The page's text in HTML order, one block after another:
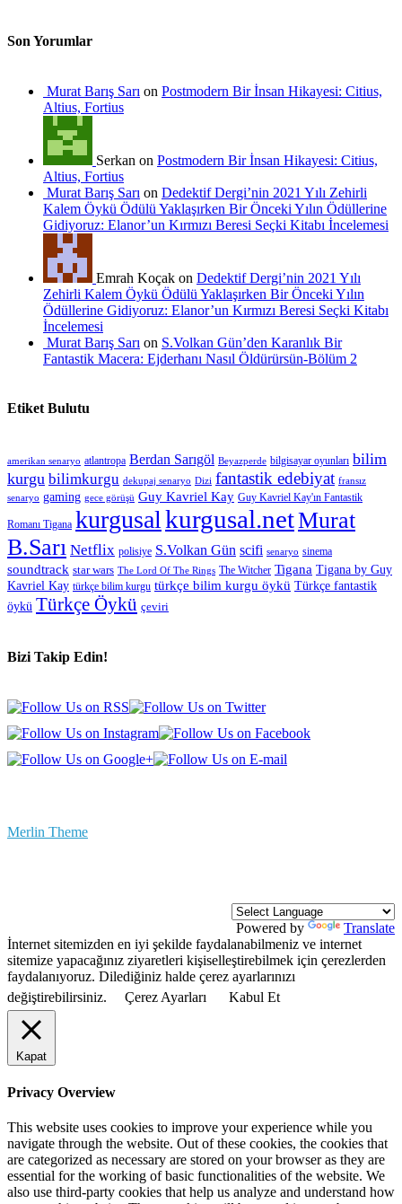
Son Yorumlar
Murat Barış Sarı on Postmodern Bir İnsan Hikayesi: Citius,
Altius, Fortius
Serkan on Postmodern Bir İnsan Hikayesi: Citius,
Altius, Fortius
Murat Barış Sarı on Dedektif Dergi’nin 2021 Yılı Zehirli
Kalem Öykü Ödülü Yaklaşırken Bir Önceki Yılın Ödüllerine
Gidiyoruz: Elanor’un Kırmızı Beresi Seçki Kitabı İncelemesi
Emrah Koçak on Dedektif Dergi’nin 2021 Yılı
Zehirli Kalem Öykü Ödülü Yaklaşırken Bir Önceki Yılın
Ödüllerine Gidiyoruz: Elanor’un Kırmızı Beresi Seçki Kitabı
İncelemesi
Murat Barış Sarı on S.Volkan Gün’den Karanlık Bir
Fantastik Macera: Ejderhanı Nasıl Öldürürsün-Bölüm 2
Etiket Bulutu
amerikan senaryo atlantropa Berdan Sarıgöl Beyazperde bilgisayar oyunları bilim
kurgu bilimkurgu dekupaj senaryo Dizi fantastik edebiyat fransız
senaryo gaming gece görüşü Guy Kavriel Kay Guy Kavriel Kay'ın Fantastik
Romanı Tigana kurgusal kurgusal.netMurat
B.Sarı Netflix polisiye S.Volkan Gün scifi senaryo sinema
soundtrack star wars The Lord Of The Rings The Witcher Tigana Tigana by Guy
Kavriel Kay türkçe bilim kurgu türkçe bilim kurgu öykü Türkçe fantastik
öykü Türkçe Öykü çeviri
Bizi Takip Edin!
Merlin Theme
Powered by
Translate
İnternet sitemizden en iyi şekilde faydalanabilmeniz ve internet
sitemize yapacağınız ziyaretleri kişiselleştirebilmek için çerezlerden
faydalanıyoruz. Dilediğiniz halde çerez ayarlarınızı
değiştirebilirsiniz.
Çerez Ayarları Kabul Et
Kapat
Privacy Overview
This website uses cookies to improve your experience while you
navigate through the website. Out of these cookies, the cookies that
are categorized as necessary are stored on your browser as they are
essential for the working of basic functionalities of the website. We
also use third-party cookies that help us analyze and understand how